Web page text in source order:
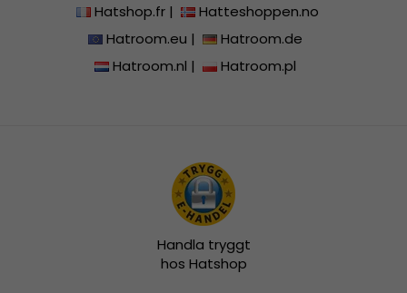
Hatshop.fr|
Hatteshoppen.no
Hatroom.eu |
Hatroom.de
Hatroom.nl | Hatroom.pl
Handla tryggt
hos Hatshop